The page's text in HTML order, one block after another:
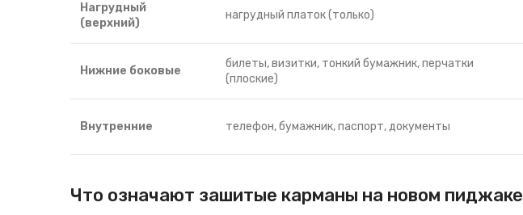
Нагрудный
(верхний)
нагрудный платок (только)
Нижние боковые
билеты, визитки, тонкий бумажник, перчатки
(плоские)
Внутренние телефон, бумажник, паспорт, документы
Что означают зашитые карманы на новом пиджаке